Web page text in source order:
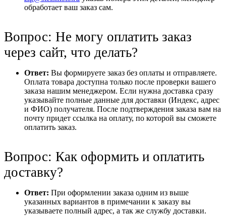
обработает ваш заказ сам.
Вопрос: Не могу оплатить заказ
через сайт, что делать?
Ответ: Вы формируете заказ без оплаты и отправляете.
Оплата товара доступна только после проверки вашего
заказа нашим менеджером. Если нужна доставка сразу
указывайте полные данные для доставки (Индекс, адрес
и ФИО) получателя. После подтверждения заказа вам на
почту придет ссылка на оплату, по которой вы сможете
оплатить заказ.
Вопрос: Как оформить и оплатить
доставку?
Ответ: При оформлении заказа одним из выше
указанных вариантов в примечании к заказу вы
указываете полный адрес, а так же службу доставки.